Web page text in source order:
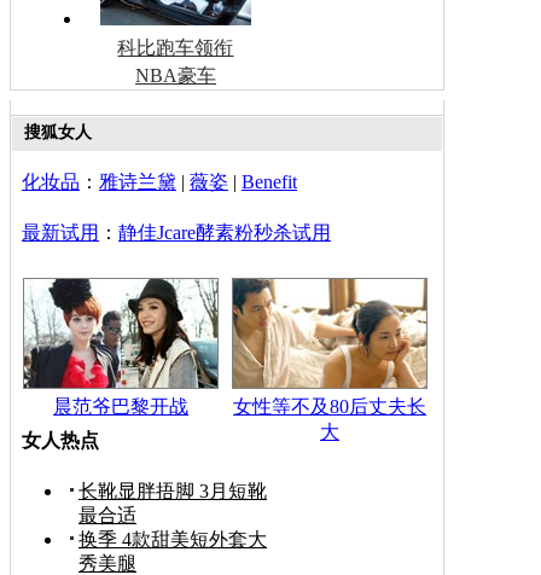
科比跑车领衔
NBA豪车
搜狐女人
化妆品 ： 雅诗兰黛 | 薇姿 | Benefit
最新试用 ： 静佳Jcare酵素粉秒杀试用
晨范爷巴黎开战
女性等不及80后丈夫长
大
女人热点
长靴显胖捂脚 3月短靴
最合适
换季 4款甜美短外套大
秀美腿